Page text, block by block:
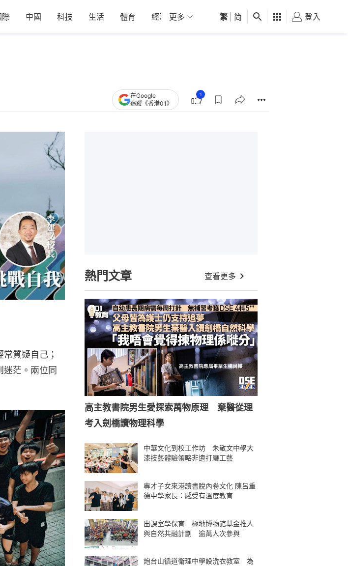
際 中國 科技 生活 體育 經濟 01深圳 觀點 健康 好食玩飛
更多 繁 简 登入
在Google
追蹤《香港01》
1
質疑自己；
茫。兩位同
熱門文章 查看更多
高主教書院男生愛探索萬物原理 棄醫從理
考入劍橋讀物理科學
中華文化到校工作坊 朱敬文中學大
漆技藝體驗領略非遺打磨工藝
專才子女來港讀書脫內卷文化 陳呂重
德中學家長：感受有溫度教育
出課室學保育 極地博物館基金推人
與自然共融計劃 逾萬人次參與
炮台山循道衛理中學設洗衣教室 為